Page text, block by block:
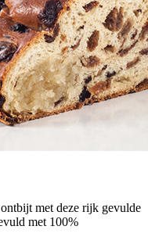
met deze rijk gevulde
met 100%